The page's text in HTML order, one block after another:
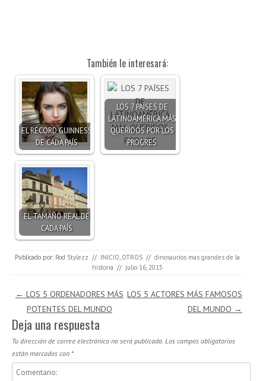
También le interesará:
EL RÉCORD GUINNESS
DE CADA PAÍS
LOS 7 PAÍSES DE
LATINOAMÉRICA MÁS
QUERIDOS POR LOS
PROGRES
EL TAMAÑO REAL DE
CADA PAÍS
Publicado por: Rod Stylezz // INICIO OTROS // dinosaurios mas grandes de la
historia // julio 16, 2015
Navegación de entradas
← LOS 5 ORDENADORES MÁS
POTENTES DEL MUNDO
LOS 5 ACTORES MÁS FAMOSOS
DEL MUNDO →
Deja una respuesta
Tu dirección de correo electrónico no será publicada. Los campos obligatorios
están marcados con *